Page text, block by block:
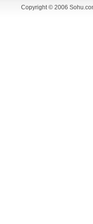
Copyright © 2006